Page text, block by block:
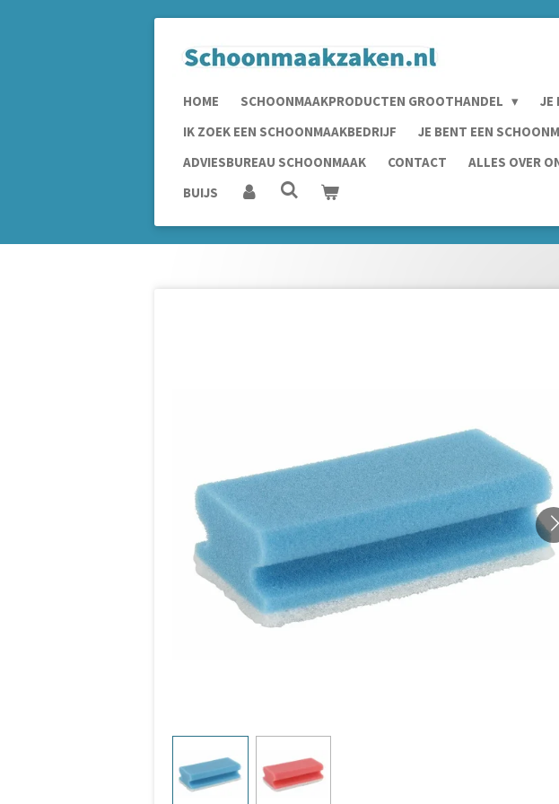
HOME SCHOONMAAKPRODUCTEN GROOTHANDEL JE
IK ZOEK EEN SCHOONMAAKBEDRIJF
JE BENT EEN
ADVIESBUREAU SCHOONMAAK
CONTACT ALLES OVER
BUIJS